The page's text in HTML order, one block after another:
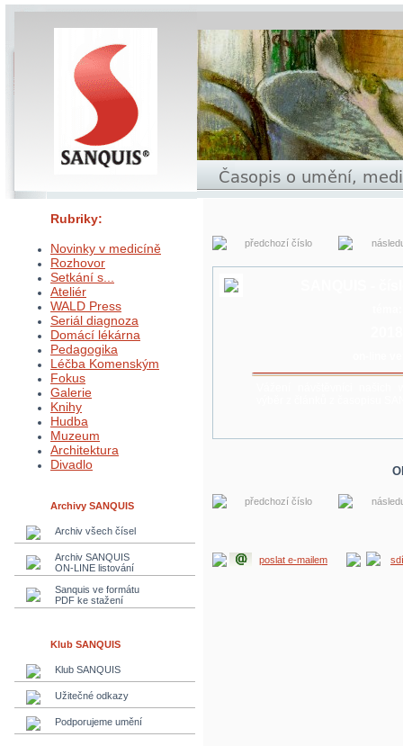
Rubriky:
Novinky v medicíně
Rozhovor
Setkání s...
Ateliér
WALD Press
Seriál diagnoza
Domácí lékárna
Pedagogika
Léčba Komenským
Fokus
Galerie
Knihy
Hudba
Muzeum
Architektura
Divadlo
Archivy SANQUIS
Archiv všech čísel
Archiv SANQUIS
ON-LINE listování
Sanquis ve formátu
PDF ke stažení
Klub SANQUIS
Klub SANQUIS
Užitečné odkazy
Podporujeme umění
předchozí číslo
předchozí číslo
poslat e-mailem